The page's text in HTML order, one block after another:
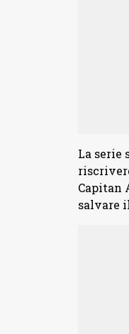
La serie
Capitan
salvare